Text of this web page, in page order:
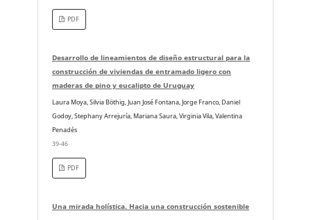
PDF
Desarrollo de lineamientos de diseño estructural para la
construcción de viviendas de entramado ligero con
maderas de pino y eucalipto de Uruguay
Laura Moya, Silvia Böthig, Juan José Fontana, Jorge Franco, Daniel
Godoy, Stephany Arrejuría, Mariana Saura, Virginia Vila, Valentina
Penadés
39-46
PDF
Una mirada holística. Hacia una construcción sostenible